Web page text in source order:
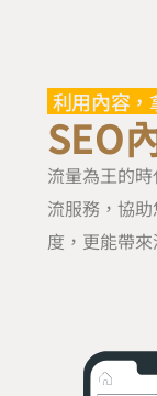
利用內容，
SEO
流量為王的
流服務，協
度，更能帶